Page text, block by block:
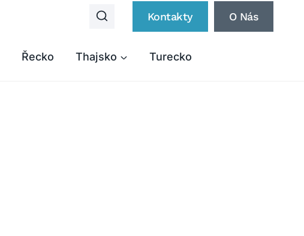
Kontakty O Nás
Řecko Thajsko Turecko